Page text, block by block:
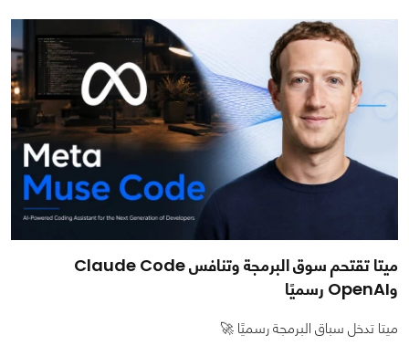
ميتا تقتحم سوق البرمجة وتنافس Claude Code
وOpenAI رسميًا
ميتا تدخل سباق البرمجة رسميًا 🚀